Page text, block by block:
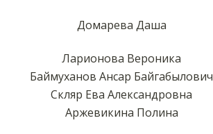
Домарева Даша
Ларионова Вероника
Баймуханов Ансар Байгабылович
Скляр Ева Александровна
Аржевикина Полина